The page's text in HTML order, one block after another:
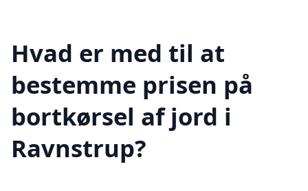
Hvad er med til at
bestemme prisen på
bortkørsel af jord i
Ravnstrup?